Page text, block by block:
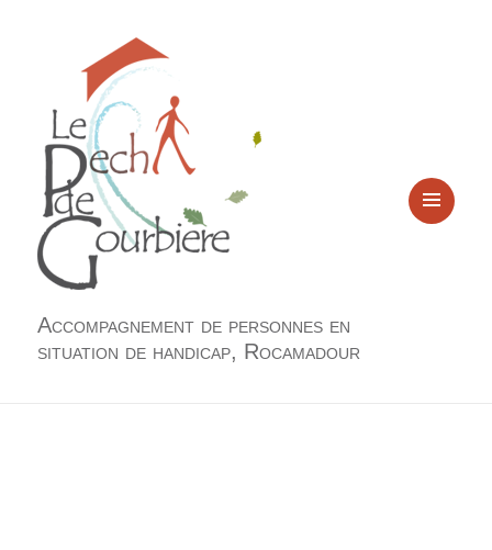
Accompagnement de personnes en
situation de handicap, Rocamadour